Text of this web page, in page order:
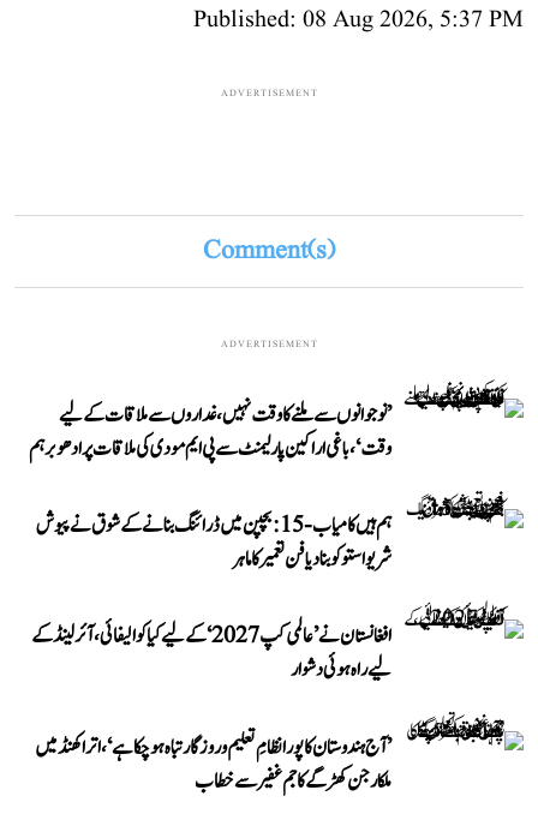
Published: 08 Aug 2026, 5:37 PM
ADVERTISEMENT
Comment(s)
ADVERTISEMENT
’نوجوانوں سے ملنے کا وقت نہیں، غداروں سے ملاقات کے لیے
وقت‘، باغی اراکین پارلیمنٹ سے پی ایم مودی کی ملاقات پر ادھو برہم
ہم ہیں کامیاب-15: بچپن میں ڈرائنگ بنانے کے شوق نے پیوش
شریواستو کو بنا دیا فن تعمیر کا ماہر
افغانستان نے ’عالمی کپ 2027‘ کے لیے کیا کوالیفائی، آئرلینڈ کے
لیے راہ ہوئی دشوار
’آج ہندوستان کا پورا نظامِ تعلیم و روزگار تباہ ہو چکا ہے‘، اتراکھنڈ میں
ملکارجن کھڑگے کا جم غفیر سے خطاب